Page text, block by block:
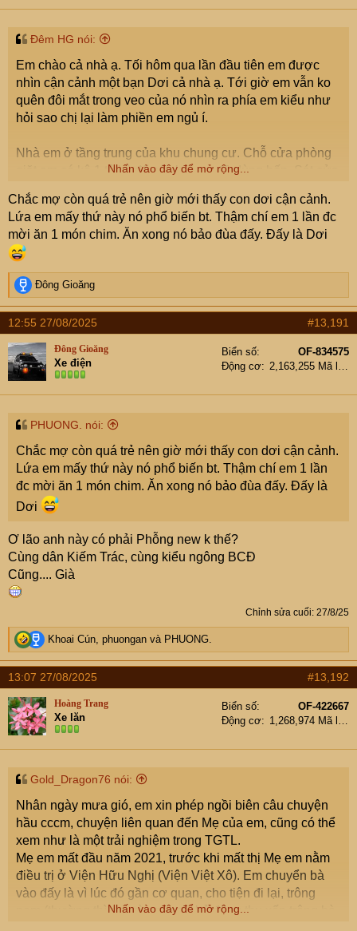
Đêm HG nói:
Em chào cả nhà ạ. Tối hôm qua lần đầu tiên em được
nhìn cận cảnh một bạn Dơi cả nhà ạ. Tới giờ em vẫn ko
quên đôi mắt trong veo của nó nhìn ra phía em kiểu như
hỏi sao chị lại làm phiền em ngủ í.
Nhà em ở tầng trung của khu chung cư. Chỗ cửa phòng
giặt em có kê 1 tủ kệ để các lọ hoa, đồ dùng bếp. Sát cửa
quai, bạn Dơi bạn í treo mình trên 1 quai túi giấy đó ạ.
Khi cu con nhà em ra giặt đồ, nó nghe thấy tiếng động
nên mới phát hiện ra bạn í nằm trong góc khe đó, cu zai
mặt tái mét chạy vào gọi em ra, em bật đèn điện thoại
chiếu vào bạn í. Lúc đó em chỉ thấy thương ánh mắt đó
chứ ko hề có cảm giác sợ hãi gì cả. Sau đó em bảo con
tắt đèn, đi vào phòng đóng cửa ngủ đi và để mở cửa
phòng giặt với ban công phòng khách, í đồ là nếu bạn
muốn sải cánh bay thì sẽ ko vướng víu gì.
Sáng nay em tỉnh dậy ra ngó bạn í thì đã ko thấy ở đó
nữa, ko biết bạn í bay đi lúc nào, ngoài trời thì mưa gió.
Em cũng ko biết bạn ở đó bao lâu rồi hay mới vào tạm
trú, em cũng hơi áy náy...
Chuyện hơi lẩm cẩm, em mong cả nhà bỏ quá cho em ạ.
Nhấn vào đây để mở rộng...
Chắc mợ còn quá trẻ nên giờ mới thấy con dơi cận cảnh.
Lứa em mấy thứ này nó phổ biến bt. Thậm chí em 1 lần đc
mời ăn 1 món chim. Ăn xong nó bảo đùa đấy. Đấy là Dơi
R
e
a
c
t
i
o
n
s
Đông Gioăng
12:55 27/08/2025 #13,191
Đông Gioăng
Xe điện
Biển số
OF-834575
Động cơ
2,163,255 Mã lực
PHUONG. nói:
Chắc mợ còn quá trẻ nên giờ mới thấy con dơi cận cảnh.
Lứa em mấy thứ này nó phổ biến bt. Thậm chí em 1 lần
đc mời ăn 1 món chim. Ăn xong nó bảo đùa đấy. Đấy là
Dơi
Ơ lão anh này có phải Phỗng new k thế?
Cùng dân Kiếm Trác, cùng kiểu ngông BCĐ
Cũng.... Già
Chỉnh sửa cuối: 27/8/25
R
e
a
c
s
Khoai Cún phuongan và PHUONG.
13:07 27/08/2025 #13,192
Hoàng Trang
Xe lăn
Biển số
OF-422667
Động cơ
Gold_Dragon76 nói:
Nhân ngày mưa gió, em xin phép ngồi biên câu chuyện
hầu cccm, chuyện liên quan đến Mẹ của em, cũng có thể
xem như là một trải nghiệm trong TGTL.
Mẹ em mất đầu năm 2021, trước khi mất thị Mẹ em nằm
điều trị ở Viện Hữu Nghị (Viện Việt Xô). Em chuyển bà
vào đấy là vì lúc đó gần cơ quan, cho tiện đi lại, trông
nom (thường thì em và em trai chủ động thu xếp trông bà,
Nhấn vào đây để mở rộng...